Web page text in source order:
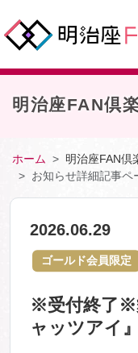
明治座FAN倶
ホーム 明治座FAN倶
お知らせ詳細記事ペ
2026.06.29
ゴールド会員限定
※受付終了※
ャッツアイ